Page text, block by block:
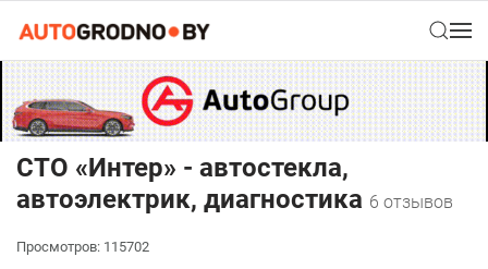
СТО «Интер» - автостекла,
автоэлектрик, диагностика 6 отзывов
Просмотров: 115702